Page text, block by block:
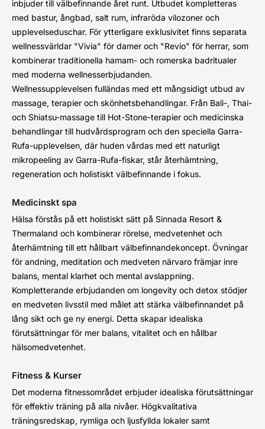
inbjuder till välbefinnande året runt. Utbudet kompletteras
med bastur, ångbad, salt rum, infraröda vilozoner och
upplevelseduschar. För ytterligare exklusivitet finns separata
wellnessvärldar "Vivia" för damer och "Revio" för herrar, som
kombinerar traditionella hamam- och romerska badritualer
med moderna wellnesserbjudanden.
Wellnessupplevelsen fulländas med ett mångsidigt utbud av
massage, terapier och skönhetsbehandlingar. Från Bali-, Thai-
och Shiatsu-massage till Hot-Stone-terapier och medicinska
behandlingar till hudvårdsprogram och den speciella Garra-
Rufa-upplevelsen, där huden vårdas med ett naturligt
mikropeeling av Garra-Rufa-fiskar, står återhämtning,
regeneration och holistiskt välbefinnande i fokus.
Medicinskt spa
Hälsa förstås på ett holistiskt sätt på Sinnada Resort &
Thermaland och kombinerar rörelse, medvetenhet och
återhämtning till ett hållbart välbefinnandekoncept. Övningar
för andning, meditation och medveten närvaro främjar inre
balans, mental klarhet och mental avslappning.
Kompletterande erbjudanden om longevity och detox stödjer
en medveten livsstil med målet att stärka välbefinnandet på
lång sikt och ge ny energi. Detta skapar idealiska
förutsättningar för mer balans, vitalitet och en hållbar
hälsomedvetenhet.
Fitness & Kurser
Det moderna fitnessområdet erbjuder idealiska förutsättningar
för effektiv träning på alla nivåer. Högkvalitativa
träningsredskap, rymliga och ljusfyllda lokaler samt